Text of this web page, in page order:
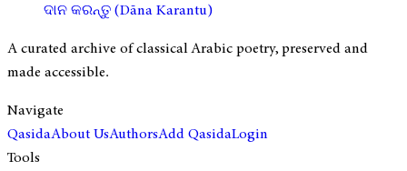
ଦାନ କରନ୍ତୁ (Dāna Karantu)
A curated archive of classical Arabic poetry, preserved and
made accessible.
Navigate
QasidaAbout UsAuthorsAdd QasidaLogin
Tools